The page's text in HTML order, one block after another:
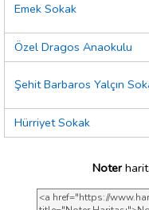
Emek Sokak
Özel Dragos Anaokulu
Şehit Barbaros Yalçın
Hürriyet Sokak
Noter